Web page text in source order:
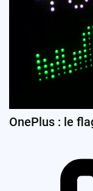
OnePlus : le